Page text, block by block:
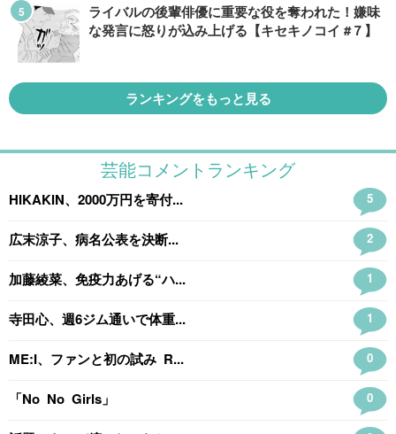
ライバルの後輩俳優に重要な役を奪われた！嫌味
な発言に怒りが込み上げる【キセキノコイ #７】
ランキングをもっと見る